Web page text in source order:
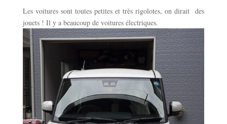
Les voitures sont toutes petites et très rigolotes, on dirait des
jouets ! Il y a beaucoup de voitures électriques.